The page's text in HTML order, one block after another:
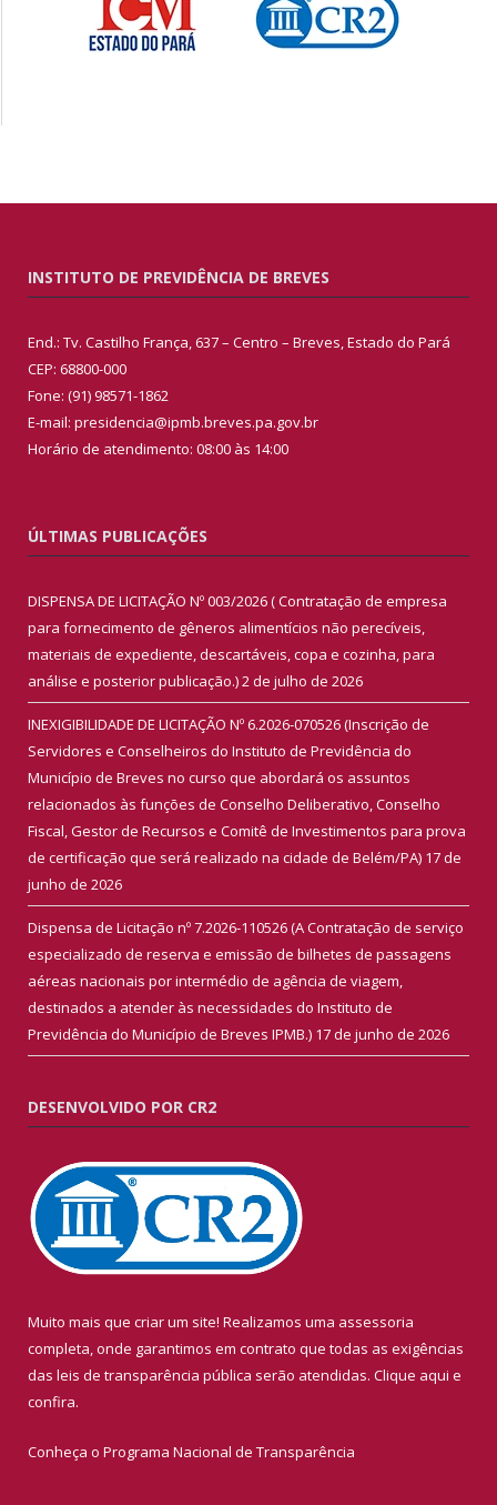
INSTITUTO DE PREVIDÊNCIA DE BREVES
End.: Tv. Castilho França, 637 – Centro – Breves, Estado do Pará
CEP: 68800-000
Fone: (91) 98571-1862
E-mail: presidencia@ipmb.breves.pa.gov.br
Horário de atendimento: 08:00 às 14:00
ÚLTIMAS PUBLICAÇÕES
DISPENSA DE LICITAÇÃO Nº 003/2026 ( Contratação de empresa
para fornecimento de gêneros alimentícios não perecíveis,
materiais de expediente, descartáveis, copa e cozinha, para
análise e posterior publicação.)2 de julho de 2026
INEXIGIBILIDADE DE LICITAÇÃO Nº 6.2026-070526 (Inscrição de
Servidores e Conselheiros do Instituto de Previdência do
Município de Breves no curso que abordará os assuntos
relacionados às funções de Conselho Deliberativo, Conselho
Fiscal, Gestor de Recursos e Comitê de Investimentos para prova
de certificação que será realizado na cidade de Belém/PA) 17 de
junho de 2026
Dispensa de Licitação nº 7.2026-110526 (A Contratação de serviço
especializado de reserva e emissão de bilhetes de passagens
aéreas nacionais por intermédio de agência de viagem,
destinados a atender às necessidades do Instituto de
Previdência do Município de Breves IPMB.) 17 de junho de 2026
DESENVOLVIDO POR CR2
Muito mais que criar um site! Realizamos uma assessoria
completa, onde garantimos em contrato que todas as exigências
das leis de transparência pública serão atendidas. Clique aqui e
confira.
Conheça o Programa Nacional de Transparência